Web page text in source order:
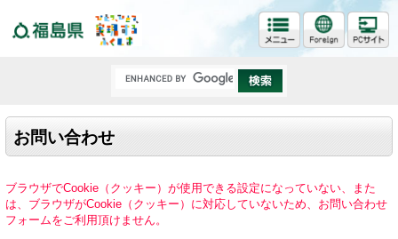
お問い合わせ
ブラウザでCookie（クッキー）が使用できる設定になっていない、また
は、ブラウザがCookie（クッキー）に対応していないため、お問い合わせ
フォームをご利用頂けません。